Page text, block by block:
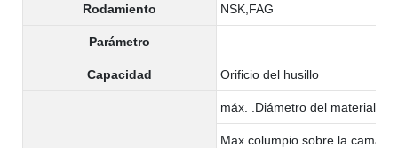
Rodamiento NSK,FAG
Parámetro
Capacidad Orificio del husillo
máx. .Diámetro del material:
Max columpio sobre la cama